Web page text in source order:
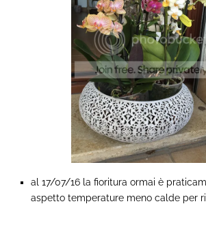
al 17/07/16 la fioritura ormai è
aspetto temperature meno calde per